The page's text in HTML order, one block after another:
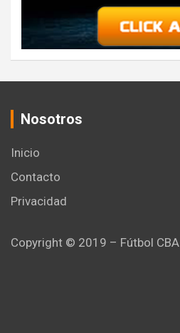
Nosotros
Inicio
Contacto
Privacidad
Copyright © 2019 – Fútbol CBA